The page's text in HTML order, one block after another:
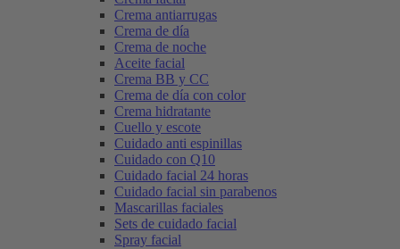
Crema antiarrugas
Crema de día
Crema de noche
Aceite facial
Crema BB y CC
Crema de día con color
Crema hidratante
Cuello y escote
Cuidado anti espinillas
Cuidado con Q10
Cuidado facial 24 horas
Cuidado facial sin parabenos
Mascarillas faciales
Sets de cuidado facial
Spray facial